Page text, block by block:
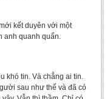
kết duyên với một
quanh quẩn.
khó tin. Và chẳng ai tin.
sau như thế và đã có